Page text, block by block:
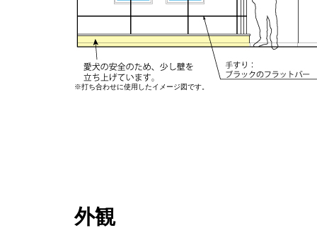
※打ち合わせに使用したイメージ図です。
外観